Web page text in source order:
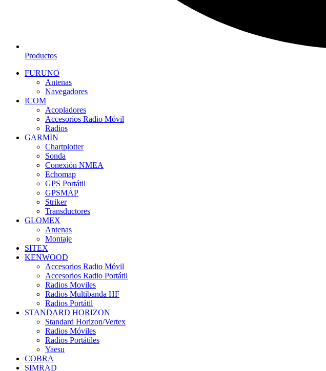
Productos
FURUNO
Antenas
Navegadores
ICOM
Acopladores
Accesorios Radio Móvil
Radios
GARMIN
Chartplotter
Sonda
Conexión NMEA
Echomap
GPS Portátil
GPSMAP
Striker
Transductores
GLOMEX
Antenas
Montaje
SITEX
KENWOOD
Accesorios Radio Móvil
Accesorios Radio Portátil
Radios Moviles
Radios Multibanda HF
Radios Portátil
STANDARD HORIZON
Standard Horizon/Vertex
Radios Móviles
Radios Portátiles
Yaesu
COBRA
SIMRAD